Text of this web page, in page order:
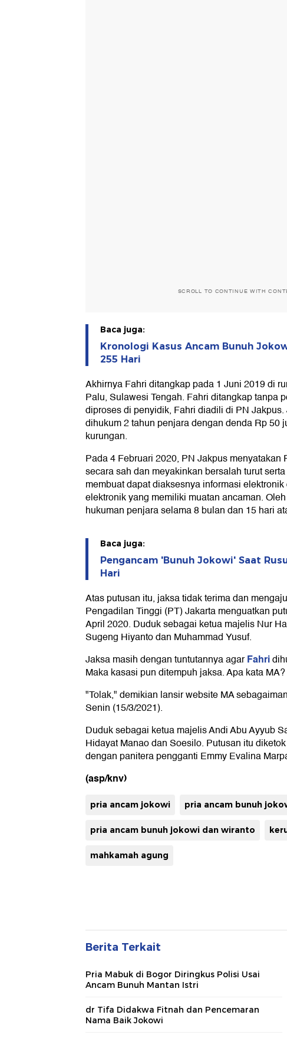
SCROLL TO CONTINUE WITH
Baca juga:
Kronologi Kasus Ancam Bunuh
255 Hari
Akhirnya Fahri ditangkap pada 1 Juni 2019 di
Palu, Sulawesi Tengah. Fahri ditangkap tanpa
diproses di penyidik, Fahri diadili di PN
dihukum 2 tahun penjara dengan denda Rp 50
kurungan.
Pada 4 Februari 2020, PN Jakpus menyatakan
secara sah dan meyakinkan bersalah turut
membuat dapat diaksesnya informasi
elektronik yang memiliki muatan ancaman.
hukuman penjara selama 8 bulan dan 15 hari
Baca juga:
Pengancam 'Bunuh Jokowi' Saat
Hari
Atas putusan itu, jaksa tidak terima dan
Pengadilan Tinggi (PT) Jakarta menguatkan
April 2020. Duduk sebagai ketua majelis Nur
Sugeng Hiyanto dan Muhammad Yusuf.
Jaksa masih dengan tuntutannya agarFahri
Maka kasasi pun ditempuh jaksa. Apa kata MA?
"Tolak," demikian lansir website MA
Senin (15/3/2021).
Duduk sebagai ketua majelis Andi Abu Ayyub
Hidayat Manao dan Soesilo. Putusan itu
dengan panitera pengganti Emmy Evalina
(asp/knv)
pria ancam jokowi pria ancam bunuh
pria ancam bunuh jokowi dan wiranto
mahkamah agung
Berita Terkait
Pria Mabuk di Bogor Diringkus Polisi Usai
Ancam Bunuh Mantan Istri
dr Tifa Didakwa Fitnah dan Pencemaran
Nama Baik Jokowi